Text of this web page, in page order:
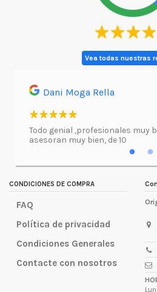
Vea todas nuestras
Dani Moga Rella
Todo genial ,profesionales muy
asesoran muy bien, de 10
CONDICIONES DE COMPRA
FAQ
Política de privacidad
Condiciones Generales
Contacte con nosotros